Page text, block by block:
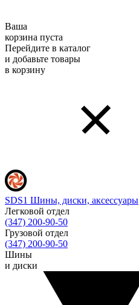
Ваша
корзина пуста
Перейдите в каталог
и добавьте товары
в корзину
SDS1 Шины, диски, аксессуары
Легковой отдел
(347) 200-90-50
Грузовой отдел
(347) 200-90-50
Шины
и диски